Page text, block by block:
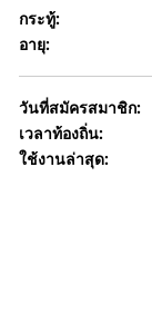
กระทู้:
อายุ:
วันที่สมัครสมาชิก:
เวลาท้องถิ่น:
ใช้งานล่าสุด: